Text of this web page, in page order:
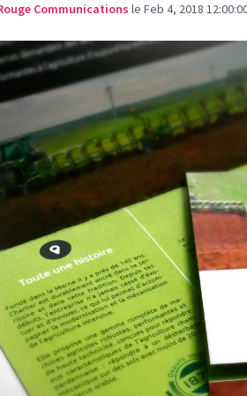
Communications le Feb 4, 2018